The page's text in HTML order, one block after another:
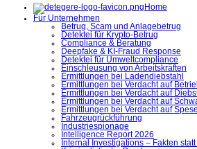
Home
Für Unternehmen
Betrug, Scam und Anlagebetrug
Detektei für Krypto-Betrug
Compliance & Beratung
Deepfake & KI-Fraud Response
Detektei für Umweltcompliance
Einschleusung von Arbeitskräften
Ermittlungen bei Ladendiebstahl
Ermittlungen bei Verdacht auf
Ermittlungen bei Verdacht auf
Ermittlungen bei Verdacht auf
Ermittlungen bei Verdacht auf
Fahrzeugrückführung
Industriespionage
Intelligence Report 2026
Internal Investigations – Fakten